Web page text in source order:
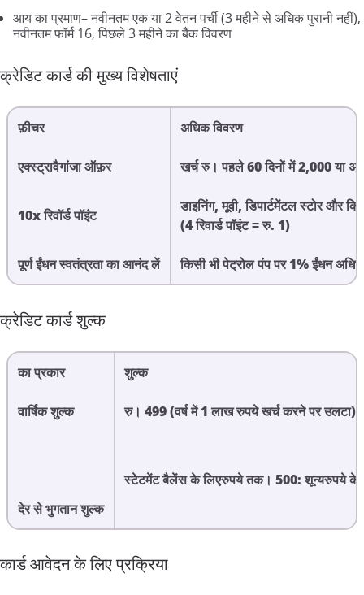
आयकाप्रमाण–नवीनतमएकया2वेतनपर्ची(3महीनेसेअधिकपुरानीनहीं),
नवीनतमफॉर्म16, पिछले3महीनेकाबैंकविवरण
क्रेडिटकार्डकीमुख्यविशेषताएं
फ़ीचर अधिकविवरण
एक्स्ट्रावैगांजाऑफ़र खर्चरु। पहले60दिनोंमें2,000या
10xरिवॉर्डपॉइंट
डाइनिंग,मूवी,डिपार्टमेंटलस्टोरऔर
(4रिवार्डपॉइंट=रु. 1)
पूर्णईंधनस्वतंत्रताकाआनंदलें किसीभीपेट्रोलपंपपर1%ईंधन
क्रेडिटकार्डशुल्क
काप्रकार शुल्क
वार्षिकशुल्क रु। 499 (वर्षमें1लाखरुपयेखर्चकरनेपरउलटा)
देरसेभुगतानशुल्क
स्टेटमेंटबैलेंसकेलिएरुपयेतक। 500:शून्यरुपयेके
कार्डआवेदनकेलिएप्रक्रिया